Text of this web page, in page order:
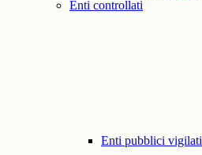
Enti controllati
Enti pubblici vigilati